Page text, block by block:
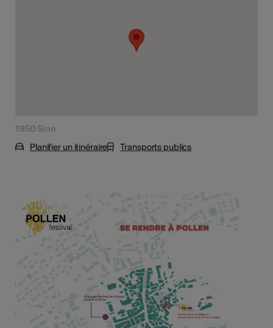
1950 Sion
Planifier un itinéraire
Transports publics